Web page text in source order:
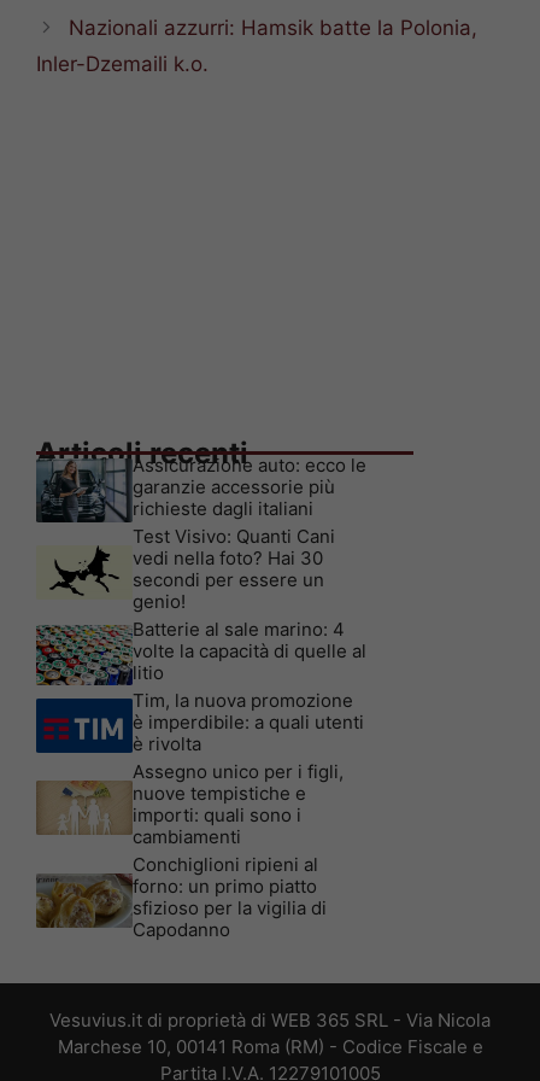
Nazionali azzurri: Hamsik batte la Polonia,
Inler-Dzemaili k.o.
Articoli recenti
Assicurazione auto: ecco le
garanzie accessorie più
richieste dagli italiani
Test Visivo: Quanti Cani
vedi nella foto? Hai 30
secondi per essere un
genio!
Batterie al sale marino: 4
volte la capacità di quelle al
litio
Tim, la nuova promozione
è imperdibile: a quali utenti
è rivolta
Assegno unico per i figli,
nuove tempistiche e
importi: quali sono i
cambiamenti
Conchiglioni ripieni al
forno: un primo piatto
sfizioso per la vigilia di
Capodanno
Vesuvius.it di proprietà di WEB 365 SRL - Via Nicola
Marchese 10, 00141 Roma (RM) - Codice Fiscale e
Partita I.V.A. 12279101005